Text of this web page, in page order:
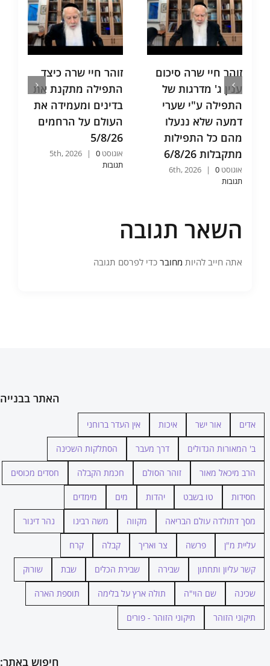
זוהר חיי שרה סיכום
ענין ג' מדרגות של
התפילה ע"י שערי
דמעה שלא ננעלו
מהם כל התפילות
מתקבלות 6/8/26
אוגוסט 6th, 2026 | 0
תגובות
זוהר חיי שרה כיצד
התפילה מתקנת את
בדינים ומעמידה את
העולם על הרחמים
5/8/26
אוגוסט 5th, 2026 | 0
תגובות
השאר תגובה
אתה חייב להיות מחובר כדי לפרסם תגובה
האתר בבנייה
אדים אור ישר איכות אין העדר ברוחני
ב' המאורות הגדולים דרך מעבר הסתלקות השכינה
הרב מיכאל מאור זוהר הסולם חכמת הקבלה חסדים מכוסים
חסידות טו בשבט יהדות מים מימדים
מסך דתולדה עולם הבריאה מקווה משה רבינו נהר דינור
עליית מ"ן פרשה צר ואריך קבלה קרח
קשר עליון ותחתון שבירה שבירת הכלים שבת שורוק
שכינה שם הוי"ה תולה ארץ על בלימה תוספת הארה
תיקוני הזוהר תיקוני הזוהר - פורים
חיפוש באתר: